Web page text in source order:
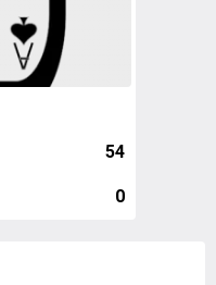
54
0